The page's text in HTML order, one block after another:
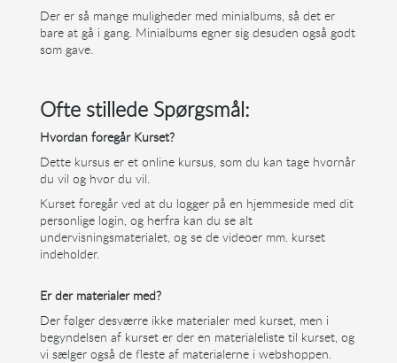
Der er så mange muligheder med minialbums, så det er
bare at gå i gang. Minialbums egner sig desuden også godt
som gave.
Ofte stillede Spørgsmål:
Hvordan foregår Kurset?
Dette kursus er et online kursus, som du kan tage hvornår
du vil og hvor du vil.
Kurset foregår ved at du logger på en hjemmeside med dit
personlige login, og herfra kan du se alt
undervisningsmaterialet, og se de videoer mm. kurset
indeholder.
Er der materialer med?
Der følger desværre ikke materialer med kurset, men i
begyndelsen af kurset er der en materialeliste til kurset, og
vi sælger også de fleste af materialerne i webshoppen.